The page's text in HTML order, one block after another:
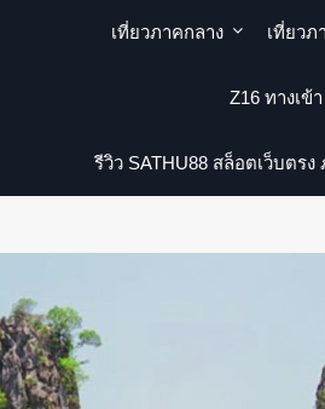
เที่ยวภาคกลาง เที่ยวภ
Z16 ทางเข้
รีวิว SATHU88 สล็อตเว็บต